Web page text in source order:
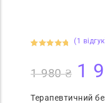
основі
покупця
(1
1 980₴ 1
Терапевтичний